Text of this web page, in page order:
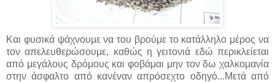
Και φυσικά ψάχνουμε να του βρούμε το κατάλληλο μέρος να
τον απελευθερώσουμε, καθώς η γειτονιά εδώ περικλείεται
από μεγάλους δρόμους και φοβάμαι μην τον δω χαλκομανία
στην άσφαλτο από κανέναν απρόσεχτο οδηγό...Μετά από